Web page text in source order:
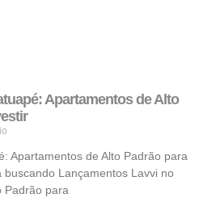
Apartamentos de Alto
Apartamentos de Alto Padrão para
Lançamentos Lavvi no
Padrão para